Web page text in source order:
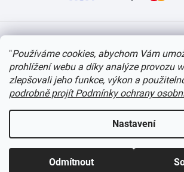
"Používáme cookies, abychom Vám
prohlížení webu a díky analýze provozu
zlepšovali jeho funkce, výkon a
podrobně projít Podmínky ochrany
Nastavení
Odmítnout
Copyright 2026itvlaky.cz . Všechna práva vyhrazena.